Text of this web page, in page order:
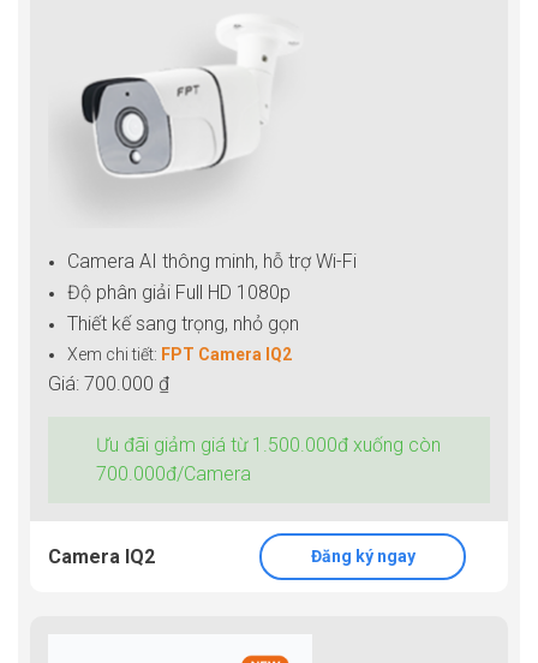
Camera AI thông minh, hỗ trợ Wi-Fi
Độ phân giải Full HD 1080p
Thiết kế sang trọng, nhỏ gọn
Xem chi tiết: FPT Camera IQ2
Giá: 700.000 ₫
Ưu đãi giảm giá từ 1.500.000đ xuống còn
700.000đ/Camera
Camera IQ2 Đăng ký ngay